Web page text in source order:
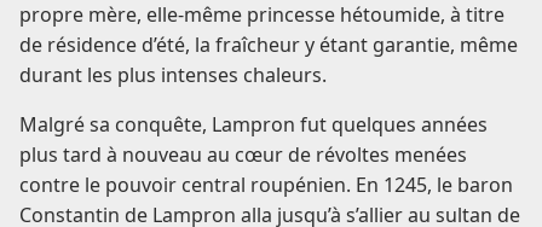
propre mère, elle-même princesse hétoumide, à titre
de résidence d’été, la fraîcheur y étant garantie, même
durant les plus intenses chaleurs.
Malgré sa conquête, Lampron fut quelques années
plus tard à nouveau au cœur de révoltes menées
contre le pouvoir central roupénien. En 1245, le baron
Constantin de Lampron alla jusqu’à s’allier au sultan de